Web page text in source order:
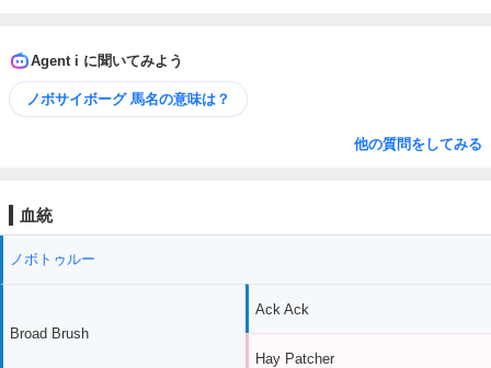
Agent i に聞いてみよう
ノボサイボーグ 馬名の意味は？
他の質問をしてみる
血統
ノボトゥルー
Broad Brush
Ack Ack
Hay Patcher